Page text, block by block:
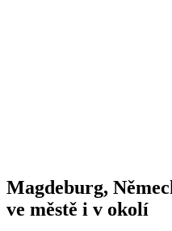
Magdeburg,
ve městě i v okolí